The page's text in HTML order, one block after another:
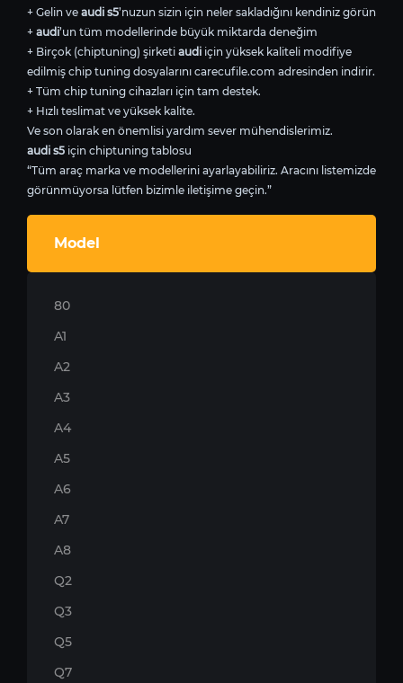
+ Gelin ve audi s5’nuzun sizin için neler sakladığını kendiniz görün
+ audi’un tüm modellerinde büyük miktarda deneğim
+ Birçok (chiptuning) şirketi audi için yüksek kaliteli modifiye
edilmiş chip tuning dosyalarını carecufile.com adresinden indirir.
+ Tüm chip tuning cihazları için tam destek.
+ Hızlı teslimat ve yüksek kalite.
Ve son olarak en önemlisi yardım sever mühendislerimiz.
audi s5 için chiptuning tablosu
“Tüm araç marka ve modellerini ayarlayabiliriz. Aracını listemizde
görünmüyorsa lütfen bizimle iletişime geçin.”
Model
80
A1
A2
A3
A4
A5
A6
A7
A8
Q2
Q3
Q5
Q7